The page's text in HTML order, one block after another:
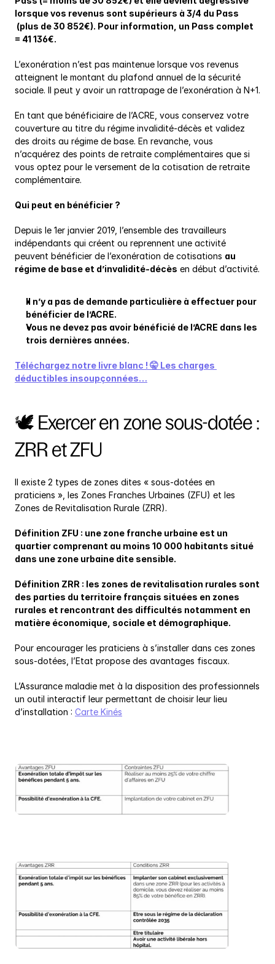
lorsque vos revenus sont supérieurs à 3/4 du Pass
(plus de 30 852€). Pour information, un Pass complet
= 41 136€.
L’exonération n’est pas maintenue lorsque vos revenus
atteignent le montant du plafond annuel de la sécurité
sociale. Il peut y avoir un rattrapage de l’exonération à N+1.
En tant que bénéficiaire de l’ACRE, vous conservez votre
couverture au titre du régime invalidité-décès et validez
des droits au régime de base. En revanche, vous
n’acquérez des points de retraite complémentaires que si
vous optez pour le versement de la cotisation de retraite
complémentaire.
Qui peut en bénéficier ?
Depuis le 1er janvier 2019, l’ensemble des travailleurs
indépendants qui créent ou reprennent une activité
peuvent bénéficier de l’exonération de cotisations au
régime de base et d’invalidité-décès en début d’activité.
Il n’y a pas de demande particulière à effectuer pour
bénéficier de l’ACRE.
Vous ne devez pas avoir bénéficié de l’ACRE dans les
trois dernières années.
Téléchargez notre livre blanc ! 🤫 Les charges
déductibles insoupçonnées…
🕊 Exercer en zone sous-dotée :
ZRR et ZFU
Il existe 2 types de zones dites « sous-dotées en
praticiens », les Zones Franches Urbaines (ZFU) et les
Zones de Revitalisation Rurale (ZRR).
Définition ZFU : une zone franche urbaine est un
quartier comprenant au moins 10 000 habitants situé
dans une zone urbaine dite sensible.
Définition ZRR : les zones de revitalisation rurales sont
des parties du territoire français situées en zones
rurales et rencontrant des difficultés notamment en
matière économique, sociale et démographique.
Pour encourager les praticiens à s’installer dans ces zones
sous-dotées, l’Etat propose des avantages fiscaux.
L’Assurance maladie met à la disposition des professionnels
un outil interactif leur permettant de choisir leur lieu
d’installation : Carte Kinés